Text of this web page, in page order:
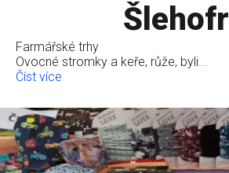
Šlehofr
Farmářské trhy
Ovocné stromky a keře, růže, byli...
Číst více